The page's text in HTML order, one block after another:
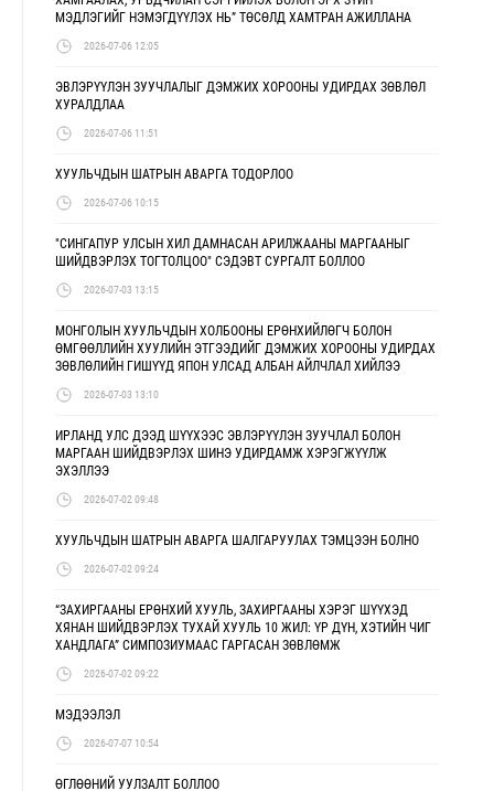
МЭДЛЭГИЙГ НЭМЭГДҮҮЛЭХ НЬ” ТӨСӨЛД ХАМТРАН АЖИЛЛАНА
2026-07-06 12:05
ЭВЛЭРҮҮЛЭН ЗУУЧЛАЛЫГ ДЭМЖИХ ХОРООНЫ УДИРДАХ ЗӨВЛӨЛ
ХУРАЛДЛАА
2026-07-06 11:51
ХУУЛЬЧДЫН ШАТРЫН АВАРГА ТОДОРЛОО
2026-07-06 10:15
"СИНГАПУР УЛСЫН ХИЛ ДАМНАСАН АРИЛЖААНЫ МАРГААНЫГ
ШИЙДВЭРЛЭХ ТОГТОЛЦОО" СЭДЭВТ СУРГАЛТ БОЛЛОО
2026-07-03 13:15
МОНГОЛЫН ХУУЛЬЧДЫН ХОЛБООНЫ ЕРӨНХИЙЛӨГЧ БОЛОН
ӨМГӨӨЛЛИЙН ХУУЛИЙН ЭТГЭЭДИЙГ ДЭМЖИХ ХОРООНЫ УДИРДАХ
ЗӨВЛӨЛИЙН ГИШҮҮД ЯПОН УЛСАД АЛБАН АЙЛЧЛАЛ ХИЙЛЭЭ
2026-07-03 13:10
ИРЛАНД УЛС ДЭЭД ШҮҮХЭЭС ЭВЛЭРҮҮЛЭН ЗУУЧЛАЛ БОЛОН
МАРГААН ШИЙДВЭРЛЭХ ШИНЭ УДИРДАМЖ ХЭРЭГЖҮҮЛЖ
ЭХЭЛЛЭЭ
2026-07-02 09:48
ХУУЛЬЧДЫН ШАТРЫН АВАРГА ШАЛГАРУУЛАХ ТЭМЦЭЭН БОЛНО
2026-07-02 09:24
“ЗАХИРГААНЫ ЕРӨНХИЙ ХУУЛЬ, ЗАХИРГААНЫ ХЭРЭГ ШҮҮХЭД
ХЯНАН ШИЙДВЭРЛЭХ ТУХАЙ ХУУЛЬ 10 ЖИЛ: ҮР ДҮН, ХЭТИЙН ЧИГ
ХАНДЛАГА” СИМПОЗИУМААС ГАРГАСАН ЗӨВЛӨМЖ
2026-07-02 09:22
МЭДЭЭЛЭЛ
2026-07-07 10:54
ӨГЛӨӨНИЙ УУЛЗАЛТ БОЛЛОО